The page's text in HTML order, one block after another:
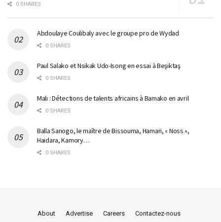
0 SHARES
Abdoulaye Coulibaly avec le groupe pro de Wydad
0 SHARES
Paul Salako et Nsikak Udo-Isong en essai à Beşiktaş
0 SHARES
Mali : Détections de talents africains à Bamako en avril
0 SHARES
Balla Sanogo, le maître de Bissouma, Hamari, « Noss »,
Haidara, Kamory…
0 SHARES
About Advertise Careers Contactez-nous